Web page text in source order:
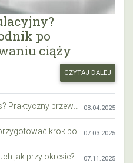
po
ciąży
CZYTAJ DALEJ
08.04.2025
07.03.2025
07.11.2025